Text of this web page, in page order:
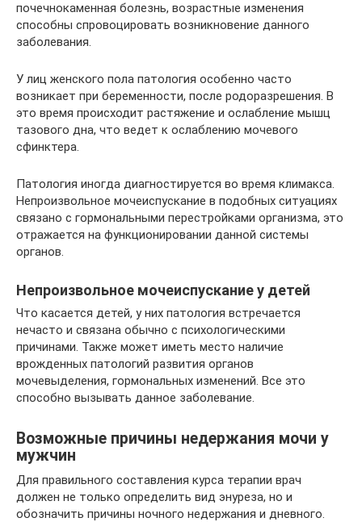
почечнокаменная болезнь, возрастные изменения
способны спровоцировать возникновение данного
заболевания.
У лиц женского пола патология особенно часто
возникает при беременности, после родоразрешения. В
это время происходит растяжение и ослабление мышц
тазового дна, что ведет к ослаблению мочевого
сфинктера.
Патология иногда диагностируется во время климакса.
Непроизвольное мочеиспускание в подобных ситуациях
связано с гормональными перестройками организма, это
отражается на функционировании данной системы
органов.
Непроизвольное мочеиспускание у детей
Что касается детей, у них патология встречается
нечасто и связана обычно с психологическими
причинами. Также может иметь место наличие
врожденных патологий развития органов
мочевыделения, гормональных изменений. Все это
способно вызывать данное заболевание.
Возможные причины недержания мочи у
мужчин
Для правильного составления курса терапии врач
должен не только определить вид энуреза, но и
обозначить причины ночного недержания и дневного.